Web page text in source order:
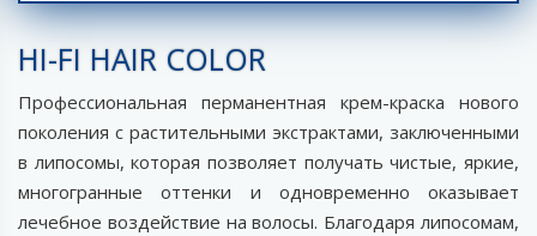
HI-FI HAIR COLOR
Профессиональная перманентная крем-краска нового
поколения с растительными экстрактами, заключенными
в липосомы, которая позволяет получать чистые, яркие,
многогранные оттенки и одновременно оказывает
лечебное воздействие на волосы. Благодаря липосомам,